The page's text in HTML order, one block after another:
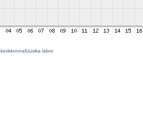
keskkonnafüüsika labor